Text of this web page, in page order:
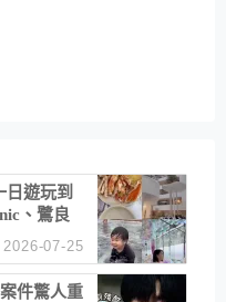
日遊玩到
、鷺良
攝地、漢
2026-07-25
件驚人重